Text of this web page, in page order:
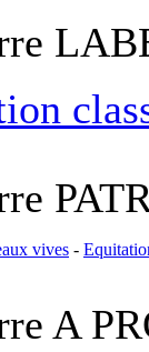
L
vives -
A